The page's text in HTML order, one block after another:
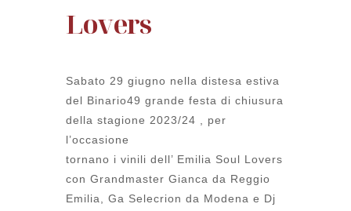
Lovers
Sabato 29 giugno nella distesa estiva
del Binario49 grande festa di chiusura
della stagione 2023/24 , per
l’occasione
tornano i vinili dell’ Emilia Soul Lovers
con Grandmaster Gianca da Reggio
Emilia, Ga Selecrion da Modena e Dj